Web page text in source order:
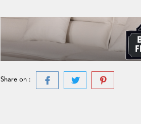
Share on :